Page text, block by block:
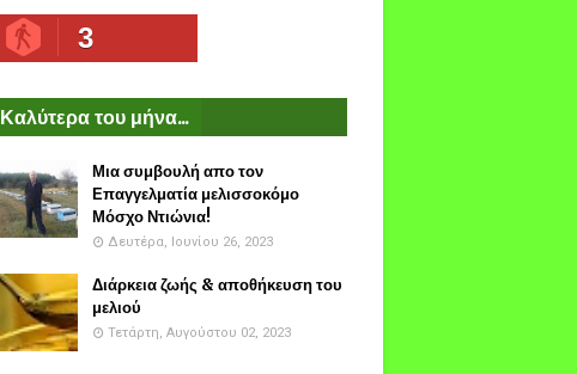
3
Καλύτερα του μήνα...
Μια συμβουλή απο τον
Επαγγελματία μελισσοκόμο
Μόσχο Ντιώνια!
Δευτέρα, Ιουνίου 26, 2023
Διάρκεια ζωής & αποθήκευση του
μελιού
Τετάρτη, Αυγούστου 02, 2023